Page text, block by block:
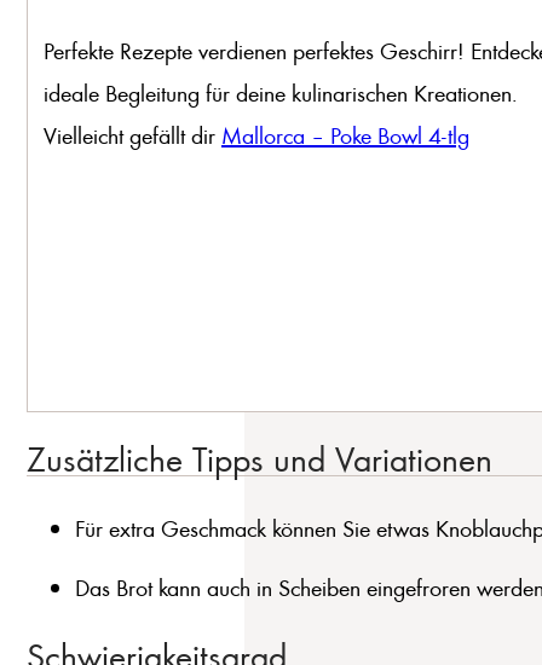
Perfekte Rezepte verdienen perfektes Geschirr!
ideale Begleitung für deine kulinarischen Kreationen.
Vielleicht gefällt dir Mallorca – Poke Bowl 4-tlg
Zusätzliche Tipps und Variationen
Für extra Geschmack können Sie etwas
Das Brot kann auch in Scheiben eingefroren
Schwierigkeitsgrad